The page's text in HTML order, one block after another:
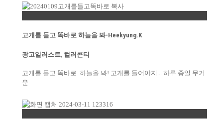
고개를 들고 똑바로 하늘을 봐-Heekyung.K
광고일러스트, 컬러콘티
고개를 들고 똑바로 하늘을 봐! 고개를 들어야지... 하루 종일 무거
운